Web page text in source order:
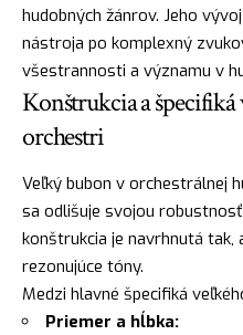
hudobných žánrov. Jeho
nástroja po komplexný
všestrannosti a významu v
Konštrukcia a
orchestri
Veľký bubon v orchestrálnej
sa odlišuje svojou
konštrukcia je navrhnutá tak,
rezonujúce tóny.
Medzi hlavné špecifiká
Priemer a hĺbka: